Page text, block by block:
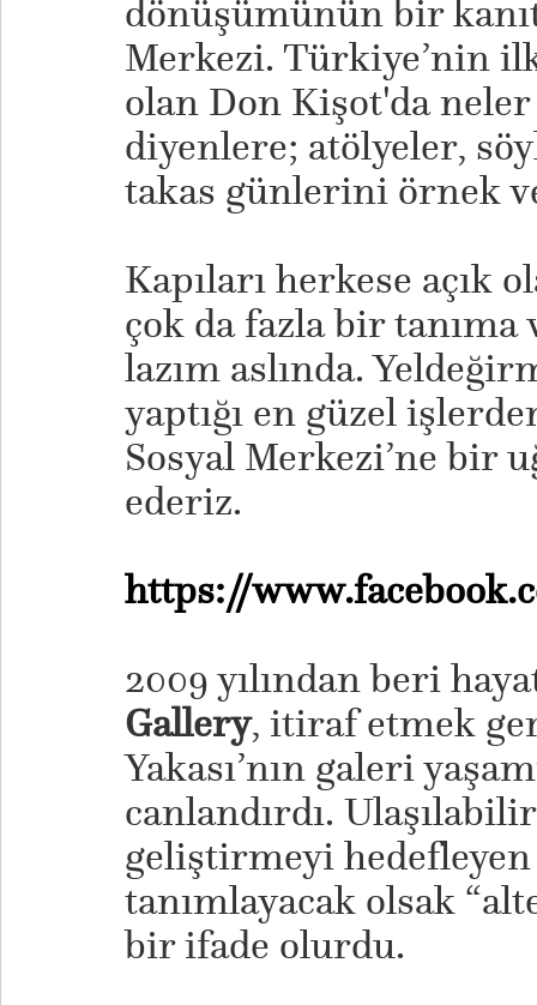
dönüşümünün bir
Merkezi. Türkiye’nin
olan Don Kişot'da
diyenlere; atölyeler,
takas günlerini örnek
Kapıları herkese açık
çok da fazla bir tanıma
lazım aslında.
yaptığı en güzel
Sosyal Merkezi’ne bir
ederiz.
https://
2009 yılından beri
Gallery, itiraf etmek
Yakası’nın galeri
canlandırdı.
geliştirmeyi
tanımlayacak olsak
bir ifade olurdu.